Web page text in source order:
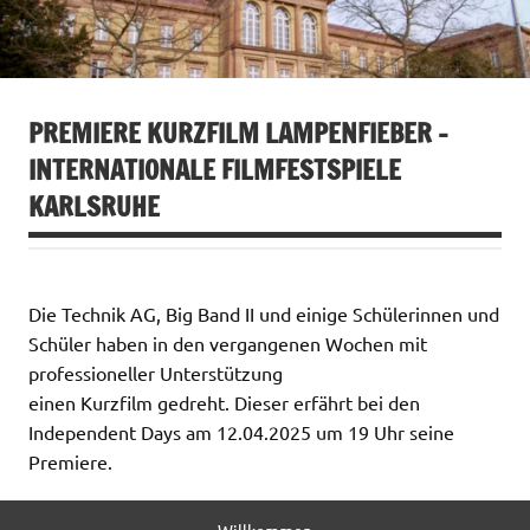
PREMIERE KURZFILM LAMPENFIEBER –
INTERNATIONALE FILMFESTSPIELE
KARLSRUHE
Die Technik AG, Big Band II und einige Schülerinnen und
Schüler haben in den vergangenen Wochen mit
professioneller Unterstützung
einen Kurzfilm gedreht. Dieser erfährt bei den
Independent Days am 12.04.2025 um 19 Uhr seine
Premiere.